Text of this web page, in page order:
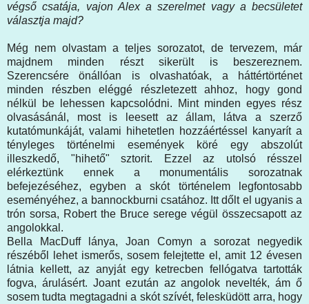
végső csatája, vajon Alex a szerelmet vagy a becsületet
választja majd?
Még nem olvastam a teljes sorozatot, de tervezem, már
majdnem minden részt sikerült is beszereznem.
Szerencsére önállóan is olvashatóak, a háttértörténet
minden részben eléggé részletezett ahhoz, hogy gond
nélkül be lehessen kapcsolódni. Mint minden egyes rész
olvasásánál, most is leesett az állam, látva a szerző
kutatómunkáját, valami hihetetlen hozzáértéssel kanyarít a
tényleges történelmi események köré egy abszolút
illeszkedő, "hihető" sztorit. Ezzel az utolsó résszel
elérkeztünk ennek a monumentális sorozatnak
befejezéséhez, egyben a skót történelem legfontosabb
eseményéhez, a bannockburni csatához. Itt dőlt el ugyanis a
trón sorsa, Robert the Bruce serege végül összecsapott az
angolokkal.
Bella MacDuff lánya, Joan Comyn a sorozat negyedik
részéből lehet ismerős, sosem felejtette el, amit 12 évesen
látnia kellett, az anyját egy ketrecben fellógatva tartották
fogva, árulásért. Joant ezután az angolok nevelték, ám ő
sosem tudta megtagadni a skót szívét, felesküdött arra, hogy